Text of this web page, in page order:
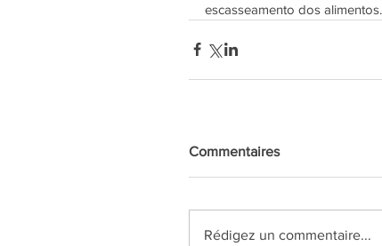
escasseamento dos alimentos.
Commentaires
Rédigez un commentaire...